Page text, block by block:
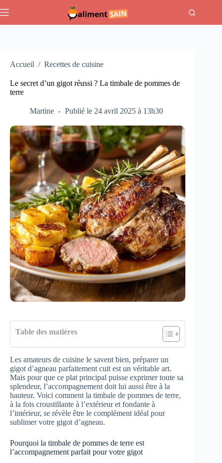
au
Accueil / Recettes de cuisine
Le secret d’un gigot réussi ? La timbale de pommes de
terre
Martine Publié le 24 avril 2025 à 13h30
Table des matières
Les amateurs de cuisine le savent bien, préparer un
gigot d’agneau parfaitement cuit est un véritable art.
Mais pour que ce plat principal puisse exprimer toute sa
splendeur, l’accompagnement doit lui aussi être à la
hauteur. Voici comment la timbale de pommes de terre,
à la fois croustillante à l’extérieur et fondante à
l’intérieur, se révèle être le complément idéal pour
sublimer votre gigot d’agneau.
Pourquoi la timbale de pommes de terre est
l’accompagnement parfait pour votre gigot